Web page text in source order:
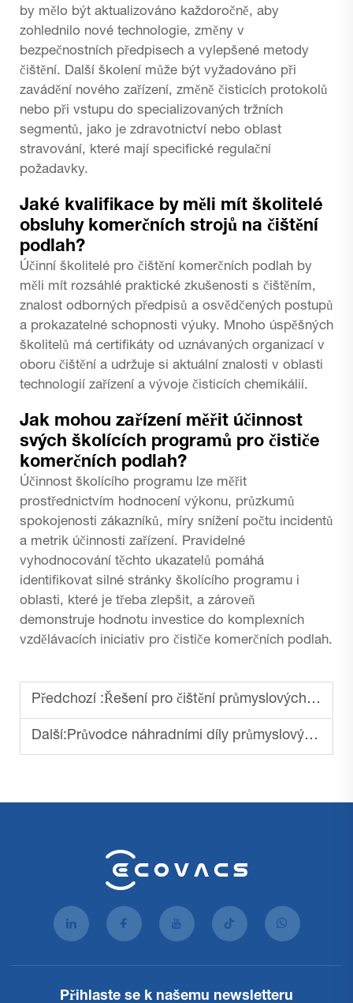
by mělo být aktualizováno každoročně, aby
zohlednilo nové technologie, změny v
bezpečnostních předpisech a vylepšené metody
čištění. Další školení může být vyžadováno při
zavádění nového zařízení, změně čisticích protokolů
nebo při vstupu do specializovaných tržních
segmentů, jako je zdravotnictví nebo oblast
stravování, které mají specifické regulační
požadavky.
Jaké kvalifikace by měli mít školitelé
obsluhy komerčních strojů na čištění
podlah?
Účinní školitelé pro čištění komerčních podlah by
měli mít rozsáhlé praktické zkušenosti s čištěním,
znalost odborných předpisů a osvědčených postupů
a prokazatelné schopnosti výuky. Mnoho úspěšných
školitelů má certifikáty od uznávaných organizací v
oboru čištění a udržuje si aktuální znalosti v oblasti
technologií zařízení a vývoje čisticích chemikálií.
Jak mohou zařízení měřit účinnost
svých školících programů pro čističe
komerčních podlah?
Účinnost školícího programu lze měřit
prostřednictvím hodnocení výkonu, průzkumů
spokojenosti zákazníků, míry snížení počtu incidentů
a metrik účinnosti zařízení. Pravidelné
vyhodnocování těchto ukazatelů pomáhá
identifikovat silné stránky školícího programu i
oblasti, které je třeba zlepšit, a zároveň
demonstruje hodnotu investice do komplexních
vzdělávacích iniciativ pro čističe komerčních podlah.
Předchozí :Řešení pro čištění průmyslových podlahových čisticích strojů
Další: Průvodce náhradními díly průmyslových podlahových čisticích strojů
Přihlaste se k našemu newsletteru